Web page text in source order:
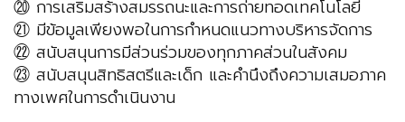
⑳ การเสริมสร้างสมรรถนะและการถ่ายทอดเทคโนโลยี
㉑ มีข้อมูลเพียงพอในการกำหนดแนวทางบริหารจัดการ
㉒ สนับสนุนการมีส่วนร่วมของทุกภาคส่วนในสังคม
㉓ สนับสนุนสิทธิสตรีและเด็ก และคำนึงถึงความเสมอภาค
ทางเพศในการดําเนินงาน